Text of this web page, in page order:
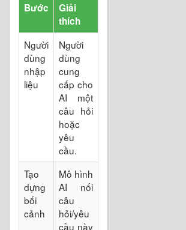
Bước
Giải
thích
Người
dùng
nhập
liệu
Người
dùng
cung
cấp cho
AI một
câu hỏi
hoặc
yêu
cầu.
Tạo
dựng
bối
cảnh
Mô hình
AI nối
câu
hỏi/yêu
cầu này